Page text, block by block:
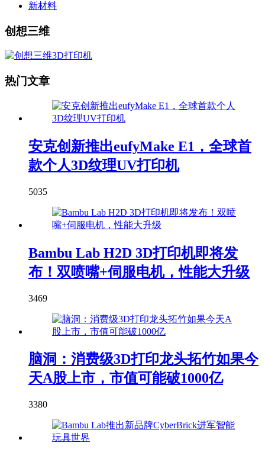
新材料
创想三维
热门文章
安克创新推出eufyMake E1，全球首
款个人3D纹理UV打印机
5035
Bambu Lab H2D 3D打印机即将发
布！双喷嘴+伺服电机，性能大升级
3469
脑洞：消费级3D打印龙头拓竹如果今
天A股上市，市值可能破1000亿
3380